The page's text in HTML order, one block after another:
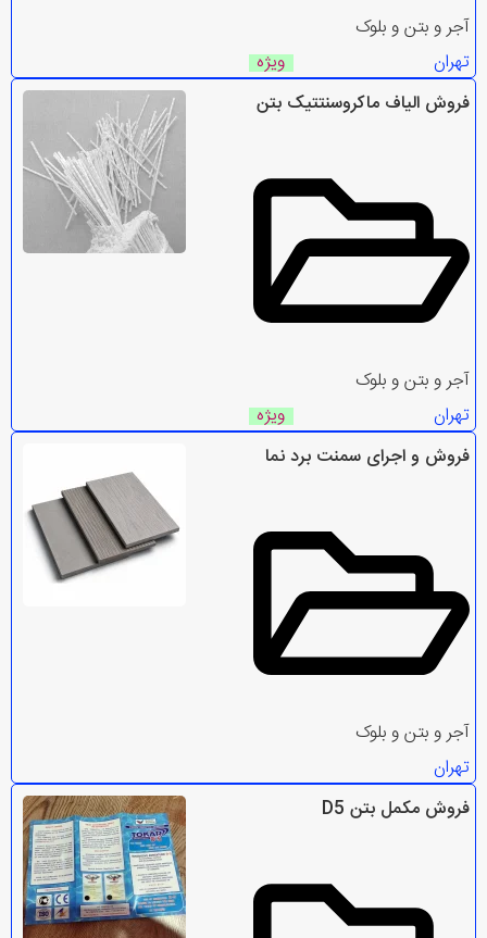
آجر و بتن و بلوک
تهران
ویژه
فروش الیاف ماکروسنتتیک بتن
آجر و بتن و بلوک
تهران
ویژه
فروش و اجرای سمنت برد نما
آجر و بتن و بلوک
تهران
فروش مکمل بتن D5